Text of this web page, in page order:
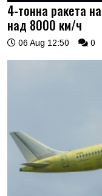
4-тонна ракета
над 8000 км/ч
06 Aug 12:50 0